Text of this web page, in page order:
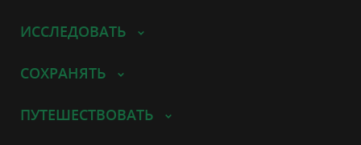
ИССЛЕДОВАТЬ
СОХРАНЯТЬ
ПУТЕШЕСТВОВАТЬ